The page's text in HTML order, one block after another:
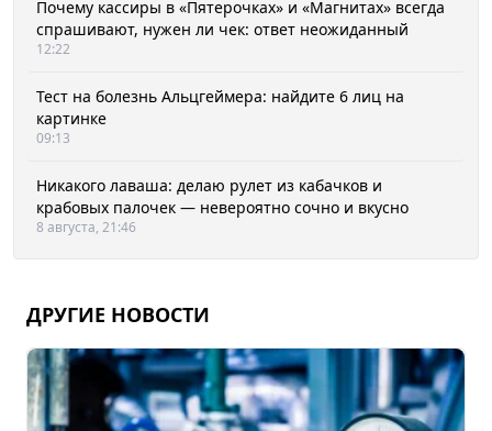
Почему кассиры в «Пятерочках» и «Магнитах» всегда
спрашивают, нужен ли чек: ответ неожиданный
12:22
Тест на болезнь Альцгеймера: найдите 6 лиц на
картинке
09:13
Никакого лаваша: делаю рулет из кабачков и
крабовых палочек — невероятно сочно и вкусно
8 августа, 21:46
ДРУГИЕ НОВОСТИ